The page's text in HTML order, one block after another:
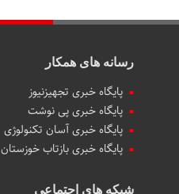
رسانه های همکار
پایگاه خبری تجهیزنیوز
پایگاه خبری پی نوشت
پایگاه خبری آسان تکنولوژی
پایگاه خبری بازتاب خوزستان
شبکه های اجتماعی